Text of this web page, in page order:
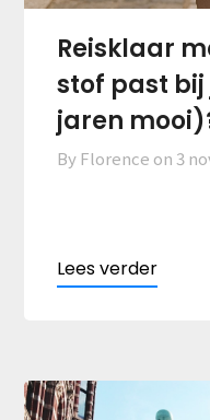
Reisklaar
stof past
jaren
By Florence on 3